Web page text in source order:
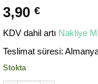
3,90 €
KDV dahil artı Nakliye
Teslimat süresi:
Stokta